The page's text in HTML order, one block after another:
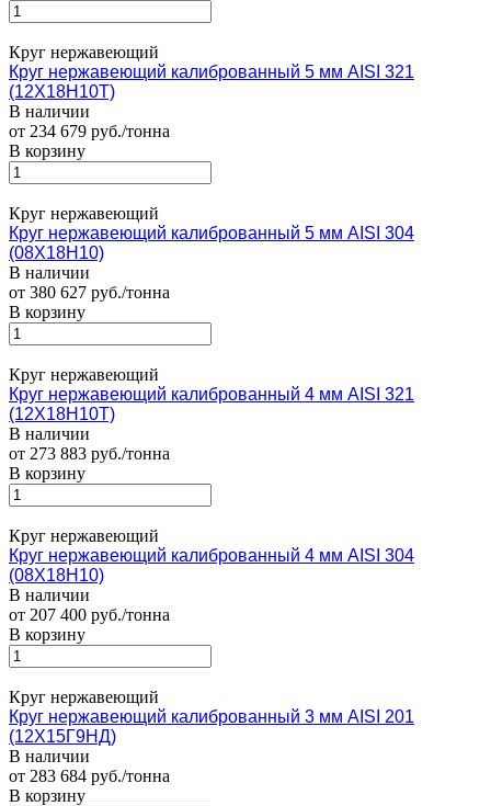
Круг нержавеющий
Круг нержавеющий калиброванный 5 мм AISI 321
(12Х18Н10Т)
В наличии
от 234 679 руб./тонна
В корзину
Круг нержавеющий
Круг нержавеющий калиброванный 5 мм AISI 304
(08Х18Н10)
В наличии
от 380 627 руб./тонна
В корзину
Круг нержавеющий
Круг нержавеющий калиброванный 4 мм AISI 321
(12Х18Н10Т)
В наличии
от 273 883 руб./тонна
В корзину
Круг нержавеющий
Круг нержавеющий калиброванный 4 мм AISI 304
(08Х18Н10)
В наличии
от 207 400 руб./тонна
В корзину
Круг нержавеющий
Круг нержавеющий калиброванный 3 мм AISI 201
(12Х15Г9НД)
В наличии
от 283 684 руб./тонна
В корзину